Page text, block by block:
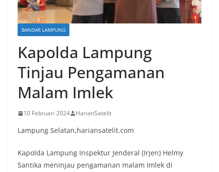
BANDAR LAMPUNG
Kapolda Lampung
Tinjau Pengamanan
Malam Imlek
10 Februari 2024 HarianSatelit
Lampung Selatan,hariansatelit.com
Kapolda Lampung Inspektur Jenderal (Irjen) Helmy
Santika meninjau pengamanan malam Imlek di